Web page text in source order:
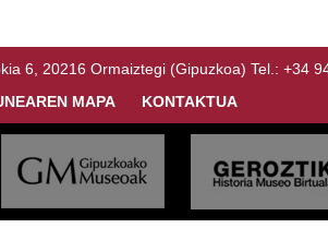
6, 20216 Ormaiztegi (Gipuzkoa) Tel.: +34
MAPA KONTAKTUA